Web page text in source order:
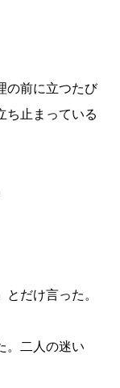
の前に立つたび
ち止まっている
だけ言った。
。二人の迷い